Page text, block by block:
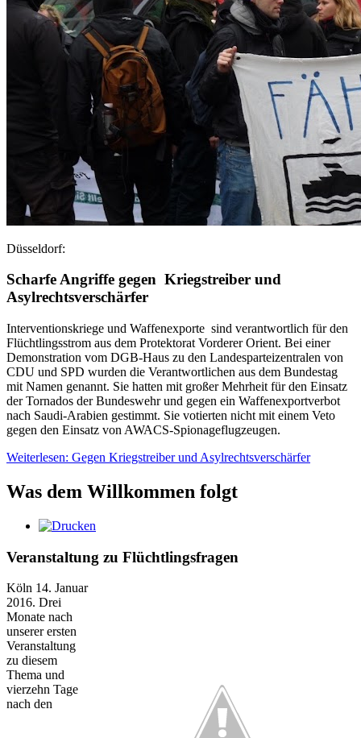
Düsseldorf:
Scharfe Angriffe gegen Kriegstreiber und
Asylrechtsverschärfer
Interventionskriege und Waffenexporte sind verantwortlich für den
Flüchtlingsstrom aus dem Protektorat Vorderer Orient. Bei einer
Demonstration vom DGB-Haus zu den Landesparteizentralen von
CDU und SPD wurden die Verantwortlichen aus dem Bundestag
mit Namen genannt. Sie hatten mit großer Mehrheit für den Einsatz
der Tornados der Bundeswehr und gegen ein Waffenexportverbot
nach Saudi-Arabien gestimmt. Sie votierten nicht mit einem Veto
gegen den Einsatz von AWACS-Spionageflugzeugen.
Weiterlesen: Gegen Kriegstreiber und Asylrechtsverschärfer
Was dem Willkommen folgt
Veranstaltung zu Flüchtlingsfragen
Köln 14. Januar
2016. Drei
Monate nach
unserer ersten
Veranstaltung
zu diesem
Thema und
vierzehn Tage
nach den